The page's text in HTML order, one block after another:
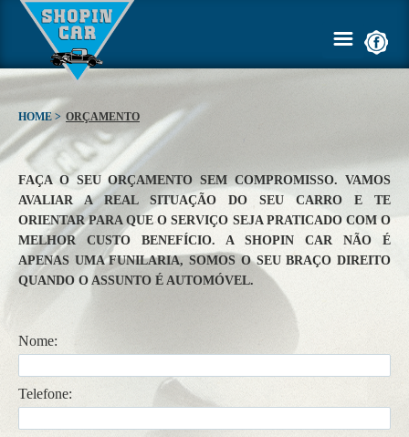
EMPRESA
SERVIÇOS
CONTATO
HOME > ORÇAMENTO
FAÇA O SEU ORÇAMENTO SEM COMPROMISSO. VAMOS
AVALIAR A REAL SITUAÇÃO DO SEU CARRO E TE
ORIENTAR PARA QUE O SERVIÇO SEJA PRATICADO COM O
MELHOR CUSTO BENEFÍCIO. A SHOPIN CAR NÃO É
APENAS UMA FUNILARIA, SOMOS O SEU BRAÇO DIREITO
QUANDO O ASSUNTO É AUTOMÓVEL.
Nome:
Telefone: